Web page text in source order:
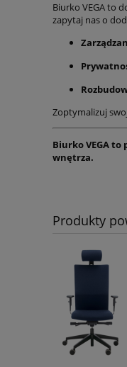
Biurko VEGA to
zapytaj nas o
Zoptymalizuj
Biurko VEGA
wnętrza.
Produkty